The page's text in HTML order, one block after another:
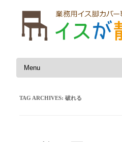
Skip to content
TAG ARCHIVES: 破れる